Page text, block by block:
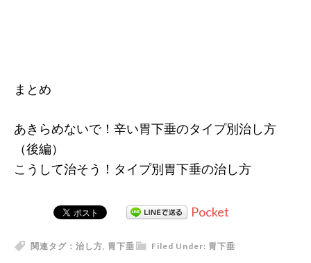
まとめ
あきらめないで！辛い胃下垂のタイプ別治し方
（後編）
こうして治そう！タイプ別胃下垂の治し方
Pocket
Filed Under: 胃下垂
関連タグ： 治し方, 胃下垂